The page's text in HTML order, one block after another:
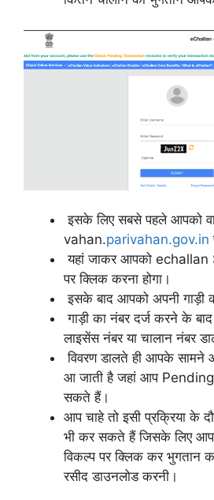
इसके लिए सबसे पहले आपको
vahan.parivahan.gov.in
यहां जाकर आपको echallan
पर क्लिक करना होगा।
इसके बाद आपको अपनी गाड़ी
गाड़ी का नंबर दर्ज करने के
लाइसेंस नंबर या चालान नंबर
विवरण डालते ही आपके सामने
आ जाती है जहां आप
सकते हैं।
आप चाहे तो इसी प्रक्रिया के
भी कर सकते हैं जिसके लिए
विकल्प पर क्लिक कर भुगतान
रसीद डाउनलोड करनी।